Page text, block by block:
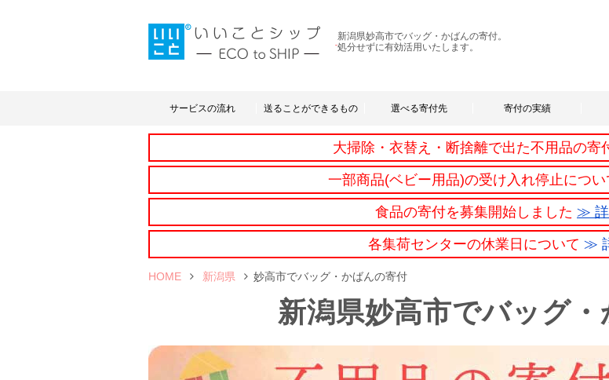
新潟県妙高市でバッグ・かばんの寄付。
処分せずに有効活用いたします。
サービスの流れ 送ることができるもの 選べる寄付先 寄付の実績
大掃除・衣替え・断捨離で出た不用品の寄
一部商品(ベビー用品)の受け入れ停止につい
食品の寄付を募集開始しました ≫ 詳
各集荷センターの休業日について ≫
HOME 新潟県 妙高市でバッグ・かばんの寄付
新潟県妙高市でバッグ